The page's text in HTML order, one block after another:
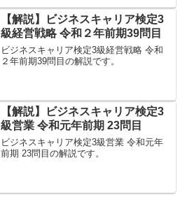
【解説】ビジネスキャリア検定3
級経営戦略 令和２年前期39問目
ビジネスキャリア検定3級経営戦略 令和
２年前期39問目の解説です。
【解説】ビジネスキャリア検定3
級営業 令和元年前期 23問目
ビジネスキャリア検定3級営業 令和元年
前期 23問目の解説です。